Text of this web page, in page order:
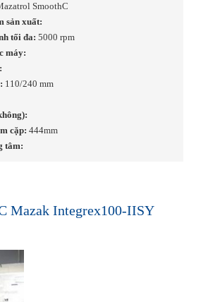
SmoothC
sản xuất:
tối đa: 5000 rpm
máy:
110/240 mm
cặp: 444mm
tâm:
Mazak Integrex100-IISY